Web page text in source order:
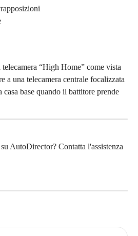
“High Home” come vista
a una telecamera centrale focalizzata
base quando il battitore prende
AutoDirector? Contatta l'assistenza